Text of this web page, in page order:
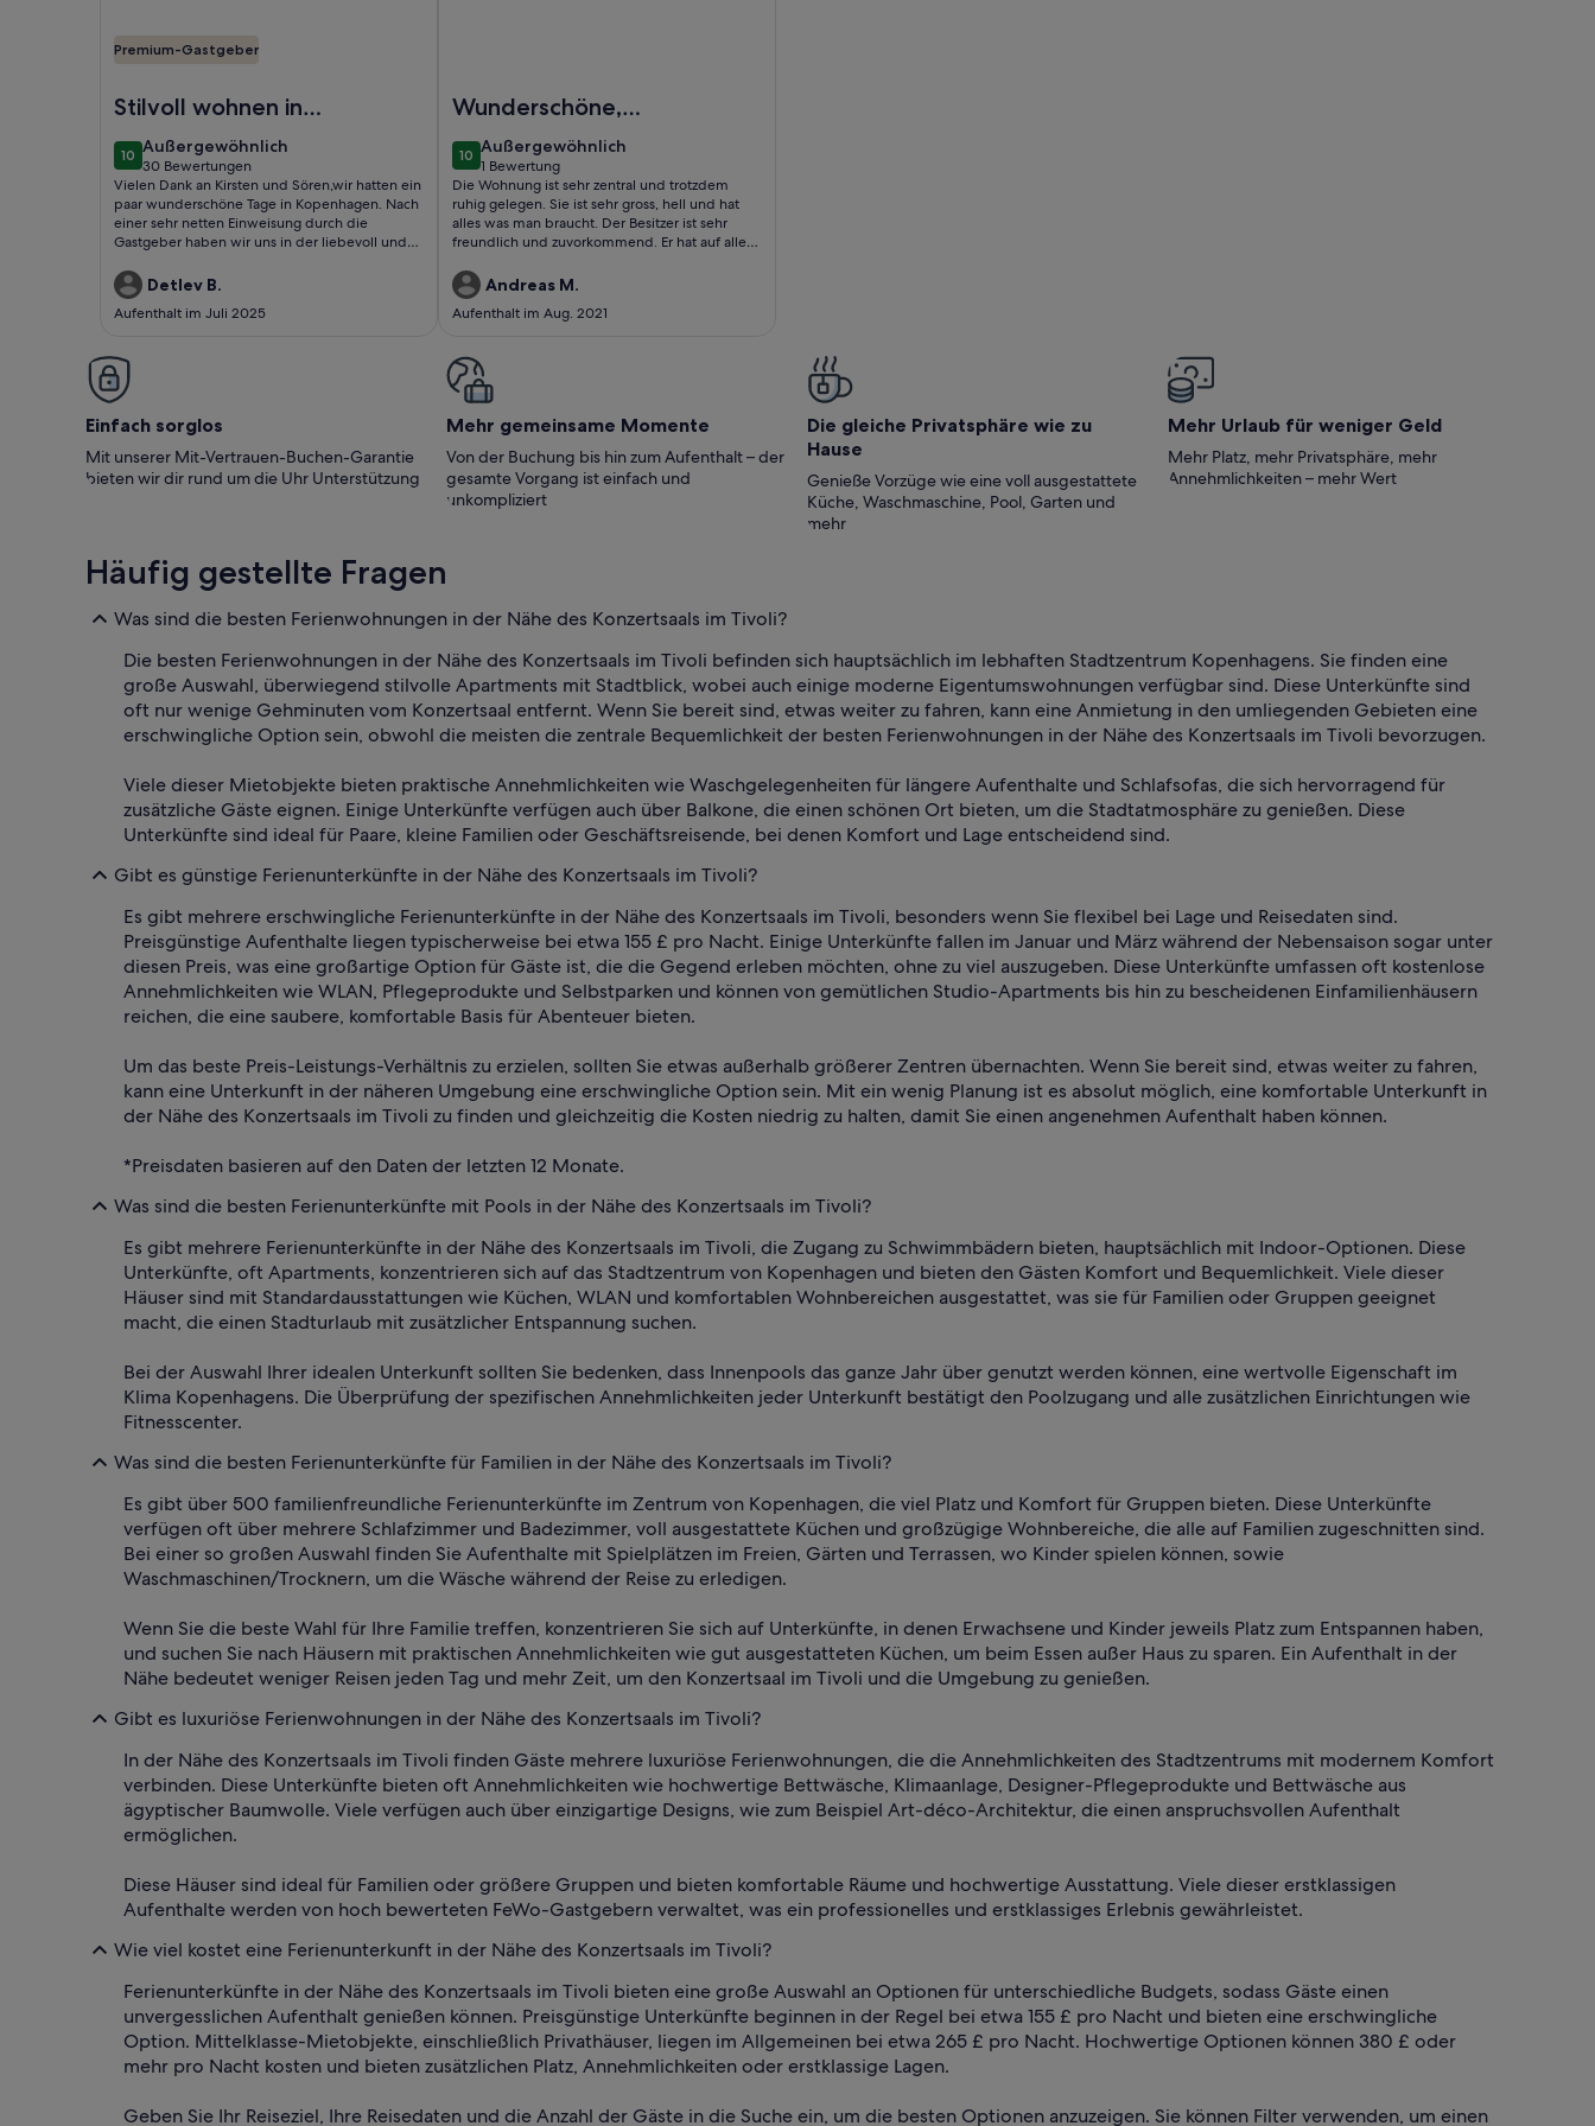
Premium-Gastgeber
Stilvoll wohnen in
Kopenhagen
1010 von 10
Außergewöhnlich
außergewöhnlich
30 Bewertungen
(30
bewertungen)
Vielen Dank an Kirsten und Sören,wir hatten ein
paar wunderschöne Tage in Kopenhagen. Nach
einer sehr netten Einweisung durch die
Gastgeber haben wir uns in der liebevoll und
gelegenen Wohnung rundum
wohlgefühlt.Gerne wieder!Detlev und Eike
Detlev B.
Aufenthalt im Juli 2025
Wunderschöne,
authentische
Wohnung in
Kopenhagen
1010 von 10
Außergewöhnlich
außergewöhnlich
1 Bewertung
(1
bewertung)
Die Wohnung ist sehr zentral und trotzdem
ruhig gelegen. Sie ist sehr gross, hell und hat
alles was man braucht. Der Besitzer ist sehr
freundlich und zuvorkommend. Er hat auf alle
erfüllt.Andreas M.
Aufenthalt im Aug. 2021
Einfach sorglos
Mit unserer Mit-Vertrauen-Buchen-Garantie
bieten wir dir rund um die Uhr Unterstützung
Mehr gemeinsame Momente
Von der Buchung bis hin zum Aufenthalt – der
gesamte Vorgang ist einfach und
unkompliziert
Die gleiche Privatsphäre wie zu
Hause
Genieße Vorzüge wie eine voll ausgestattete
Küche, Waschmaschine, Pool, Garten und
mehr
Mehr Urlaub für weniger Geld
Mehr Platz, mehr Privatsphäre, mehr
Annehmlichkeiten – mehr Wert
Häufig gestellte Fragen
Was sind die besten Ferienwohnungen in der Nähe des Konzertsaals im Tivoli?
Die besten Ferienwohnungen in der Nähe des Konzertsaals im Tivoli befinden sich hauptsächlich im lebhaften Stadtzentrum Kopenhagens. Sie finden eine
große Auswahl, überwiegend stilvolle Apartments mit Stadtblick, wobei auch einige moderne Eigentumswohnungen verfügbar sind. Diese Unterkünfte sind
oft nur wenige Gehminuten vom Konzertsaal entfernt. Wenn Sie bereit sind, etwas weiter zu fahren, kann eine Anmietung in den umliegenden Gebieten eine
erschwingliche Option sein, obwohl die meisten die zentrale Bequemlichkeit der besten Ferienwohnungen in der Nähe des Konzertsaals im Tivoli bevorzugen.
Viele dieser Mietobjekte bieten praktische Annehmlichkeiten wie Waschgelegenheiten für längere Aufenthalte und Schlafsofas, die sich hervorragend für
zusätzliche Gäste eignen. Einige Unterkünfte verfügen auch über Balkone, die einen schönen Ort bieten, um die Stadtatmosphäre zu genießen. Diese
Unterkünfte sind ideal für Paare, kleine Familien oder Geschäftsreisende, bei denen Komfort und Lage entscheidend sind.
Gibt es günstige Ferienunterkünfte in der Nähe des Konzertsaals im Tivoli?
Es gibt mehrere erschwingliche Ferienunterkünfte in der Nähe des Konzertsaals im Tivoli, besonders wenn Sie flexibel bei Lage und Reisedaten sind.
Preisgünstige Aufenthalte liegen typischerweise bei etwa 155 £ pro Nacht. Einige Unterkünfte fallen im Januar und März während der Nebensaison sogar unter
diesen Preis, was eine großartige Option für Gäste ist, die die Gegend erleben möchten, ohne zu viel auszugeben. Diese Unterkünfte umfassen oft kostenlose
Annehmlichkeiten wie WLAN, Pflegeprodukte und Selbstparken und können von gemütlichen Studio-Apartments bis hin zu bescheidenen Einfamilienhäusern
reichen, die eine saubere, komfortable Basis für Abenteuer bieten.
Um das beste Preis-Leistungs-Verhältnis zu erzielen, sollten Sie etwas außerhalb größerer Zentren übernachten. Wenn Sie bereit sind, etwas weiter zu fahren,
kann eine Unterkunft in der näheren Umgebung eine erschwingliche Option sein. Mit ein wenig Planung ist es absolut möglich, eine komfortable Unterkunft in
der Nähe des Konzertsaals im Tivoli zu finden und gleichzeitig die Kosten niedrig zu halten, damit Sie einen angenehmen Aufenthalt haben können.
*Preisdaten basieren auf den Daten der letzten 12 Monate.
Was sind die besten Ferienunterkünfte mit Pools in der Nähe des Konzertsaals im Tivoli?
Es gibt mehrere Ferienunterkünfte in der Nähe des Konzertsaals im Tivoli, die Zugang zu Schwimmbädern bieten, hauptsächlich mit Indoor-Optionen. Diese
Unterkünfte, oft Apartments, konzentrieren sich auf das Stadtzentrum von Kopenhagen und bieten den Gästen Komfort und Bequemlichkeit. Viele dieser
Häuser sind mit Standardausstattungen wie Küchen, WLAN und komfortablen Wohnbereichen ausgestattet, was sie für Familien oder Gruppen geeignet
macht, die einen Stadturlaub mit zusätzlicher Entspannung suchen.
Bei der Auswahl Ihrer idealen Unterkunft sollten Sie bedenken, dass Innenpools das ganze Jahr über genutzt werden können, eine wertvolle Eigenschaft im
Klima Kopenhagens. Die Überprüfung der spezifischen Annehmlichkeiten jeder Unterkunft bestätigt den Poolzugang und alle zusätzlichen Einrichtungen wie
Fitnesscenter.
Was sind die besten Ferienunterkünfte für Familien in der Nähe des Konzertsaals im Tivoli?
Es gibt über 500 familienfreundliche Ferienunterkünfte im Zentrum von Kopenhagen, die viel Platz und Komfort für Gruppen bieten. Diese Unterkünfte
verfügen oft über mehrere Schlafzimmer und Badezimmer, voll ausgestattete Küchen und großzügige Wohnbereiche, die alle auf Familien zugeschnitten sind.
Bei einer so großen Auswahl finden Sie Aufenthalte mit Spielplätzen im Freien, Gärten und Terrassen, wo Kinder spielen können, sowie
Waschmaschinen/Trocknern, um die Wäsche während der Reise zu erledigen.
Wenn Sie die beste Wahl für Ihre Familie treffen, konzentrieren Sie sich auf Unterkünfte, in denen Erwachsene und Kinder jeweils Platz zum Entspannen haben,
und suchen Sie nach Häusern mit praktischen Annehmlichkeiten wie gut ausgestatteten Küchen, um beim Essen außer Haus zu sparen. Ein Aufenthalt in der
Nähe bedeutet weniger Reisen jeden Tag und mehr Zeit, um den Konzertsaal im Tivoli und die Umgebung zu genießen.
Gibt es luxuriöse Ferienwohnungen in der Nähe des Konzertsaals im Tivoli?
In der Nähe des Konzertsaals im Tivoli finden Gäste mehrere luxuriöse Ferienwohnungen, die die Annehmlichkeiten des Stadtzentrums mit modernem Komfort
verbinden. Diese Unterkünfte bieten oft Annehmlichkeiten wie hochwertige Bettwäsche, Klimaanlage, Designer-Pflegeprodukte und Bettwäsche aus
ägyptischer Baumwolle. Viele verfügen auch über einzigartige Designs, wie zum Beispiel Art-déco-Architektur, die einen anspruchsvollen Aufenthalt
ermöglichen.
Diese Häuser sind ideal für Familien oder größere Gruppen und bieten komfortable Räume und hochwertige Ausstattung. Viele dieser erstklassigen
Aufenthalte werden von hoch bewerteten FeWo-Gastgebern verwaltet, was ein professionelles und erstklassiges Erlebnis gewährleistet.
Wie viel kostet eine Ferienunterkunft in der Nähe des Konzertsaals im Tivoli?
Ferienunterkünfte in der Nähe des Konzertsaals im Tivoli bieten eine große Auswahl an Optionen für unterschiedliche Budgets, sodass Gäste einen
unvergesslichen Aufenthalt genießen können. Preisgünstige Unterkünfte beginnen in der Regel bei etwa 155 £ pro Nacht und bieten eine erschwingliche
Option. Mittelklasse-Mietobjekte, einschließlich Privathäuser, liegen im Allgemeinen bei etwa 265 £ pro Nacht. Hochwertige Optionen können 380 £ oder
mehr pro Nacht kosten und bieten zusätzlichen Platz, Annehmlichkeiten oder erstklassige Lagen.
Geben Sie Ihr Reiseziel, Ihre Reisedaten und die Anzahl der Gäste in die Suche ein, um die besten Optionen anzuzeigen. Sie können Filter verwenden, um einen